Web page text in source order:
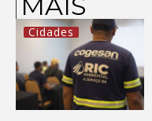
Cidades